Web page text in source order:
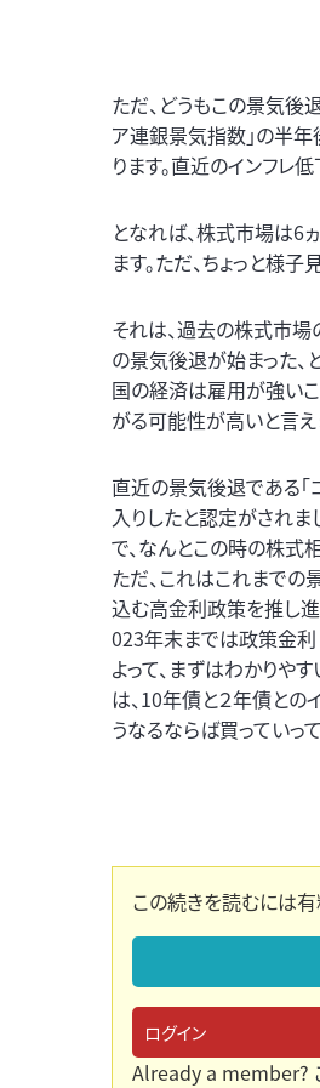
ただ、どうもこの景気後
ア連銀景気指数」の半
ります。直近のインフレ
となれば、株式市場は6
ます。ただ、ちょっと様
それは、過去の株式市場
の景気後退が始まった、
国の経済は雇用が強い
がる可能性が高いと言え
直近の景気後退である「
入りしたと認定がされ
で、なんとこの時の株式
ただ、これはこれまでの
込む高金利政策を推し進
023年末までは政策金利
よって、まずはわかりや
は、10年債と２年債との
うなるならば買っていっ
この続きを読むには
ログイン
Already a member?